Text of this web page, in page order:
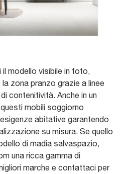
modello visibile in foto,
zona pranzo grazie a linee
contenitività. Anche in un
mobili soggiorno
abitative garantendo
su misura. Se quello
di madia salvaspazio,
una ricca gamma di
marche e contattaci per